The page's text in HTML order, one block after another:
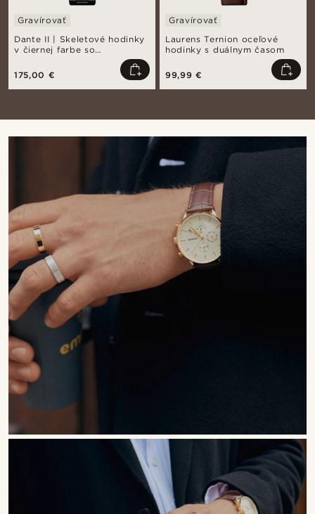
Dante II | Skeletové hodinky
v čiernej farbe so
strojčekom v zlatej farbe
Gravírovať
175,00 €
Laurens Ternion oceľové
hodinky s duálnym časom
Gravírovať
99,99 €